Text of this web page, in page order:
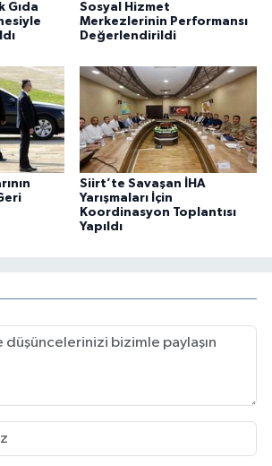
Gıda
Sosyal Hizmet
Merkezlerinin Performansı
Değerlendirildi
Siirt’te Savaşan İHA
Yarışmaları İçin
Koordinasyon Toplantısı
Yapıldı